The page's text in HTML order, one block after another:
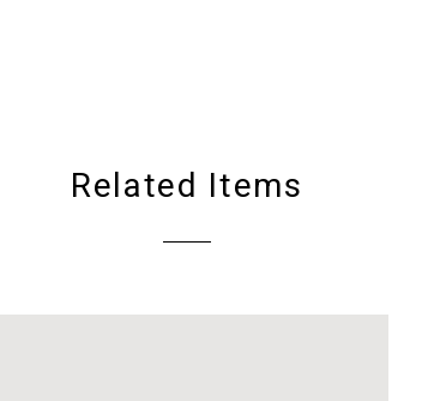
Related Items